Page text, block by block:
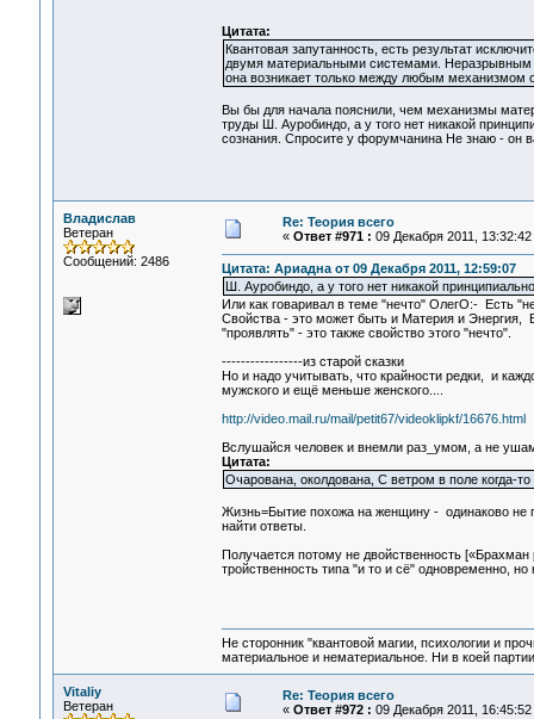
Цитата:
Квантовая запутанность, есть результат
двумя материальными системами. Неразрывным
она возникает только между любым механизмом
Вы бы для начала пояснили, чем механизмы
труды Ш. Ауробиндо, а у того нет никакой
сознания. Спросите у форумчанина Не знаю - он
Владислав
Ветеран
Сообщений: 2486
Re: Теория всего
« Ответ #971 : 09 Декабря 2011, 13:32:42
Цитата: Ариадна от 09 Декабря 2011, 12:59:07
Ш. Ауробиндо, а у того нет никакой
Или как говаривал в теме "нечто" ОлегО:- Есть
Свойства - это может быть и Материя и Энергия,
"проявлять" - это также свойство этого "нечто".
-----------------из старой сказки
Но и надо учитывать, что крайности редки, и
мужского и ещё меньше женского....
http://video.mail.ru/mail/petit67/videoklipkf/16676.html
Вслушайся человек и внемли раз_умом, а не
Цитата:
Очарована, околдована, С ветром в поле когда-
Жизнь=Бытие похожа на женщину - одинаково не
найти ответы.
Получается потому не двойственность
тройственность типа "и то и сё" одновременно,
Не сторонник "квантовой магии, психологии и
материальное и нематериальное. Ни в коей
Vitaliy
Ветеран
Re: Теория всего
« Ответ #972 : 09 Декабря 2011, 16:45:52